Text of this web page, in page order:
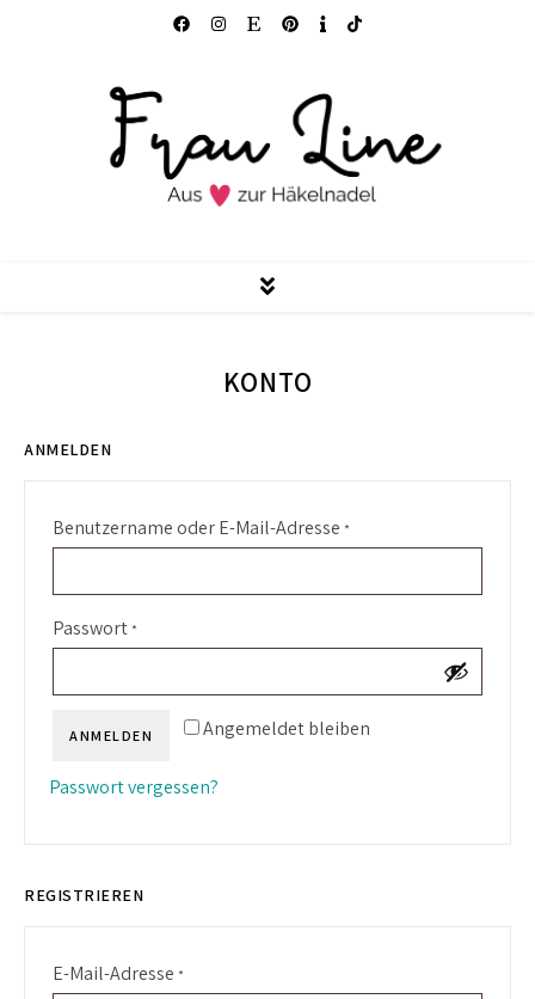
KONTO
ANMELDEN
Benutzername oder E-Mail-Adresse *
Passwort *
Angemeldet bleiben
ANMELDEN
Passwort vergessen?
REGISTRIEREN
E-Mail-Adresse *